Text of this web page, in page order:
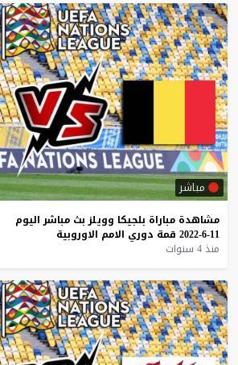
مباشر
مشاهدة مباراة بلجيكا وويلز بث مباشر اليوم
11-6-2022
قمة دوري الامم الاوروبية
منذ 4 سنوات